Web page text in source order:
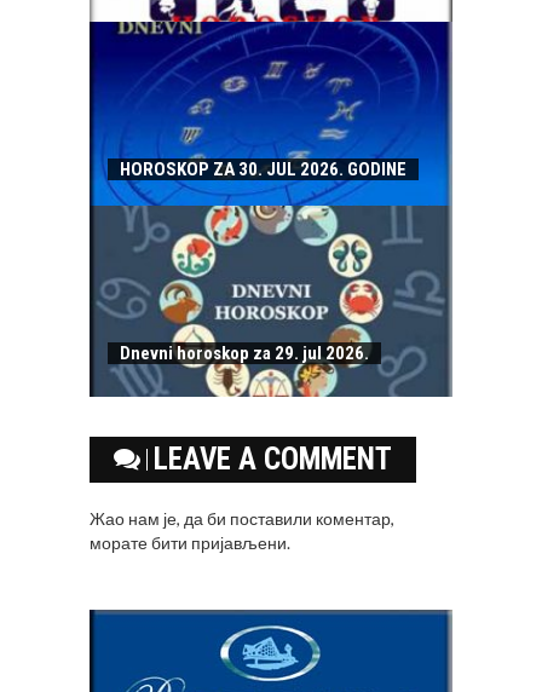
HOROSKOP ZA 30. JUL 2026. GODINE
Dnevni horoskop za 29. jul 2026.
LEAVE A COMMENT
Жао нам је, да би поставили коментар,
моратебити пријављени.